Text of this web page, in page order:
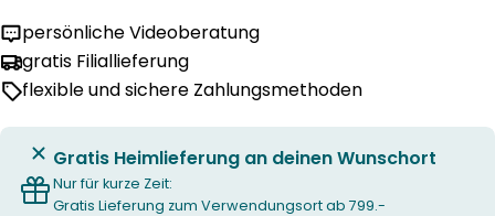
persönliche Videoberatung
gratis Filiallieferung
flexible und sichere Zahlungsmethoden
Gratis Heimlieferung an deinen Wunschort
Nur für kurze Zeit:
Gratis Lieferung zum Verwendungsort ab 799.-